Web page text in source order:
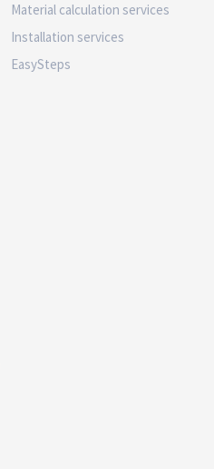
Material calculation services
Installation services
EasySteps